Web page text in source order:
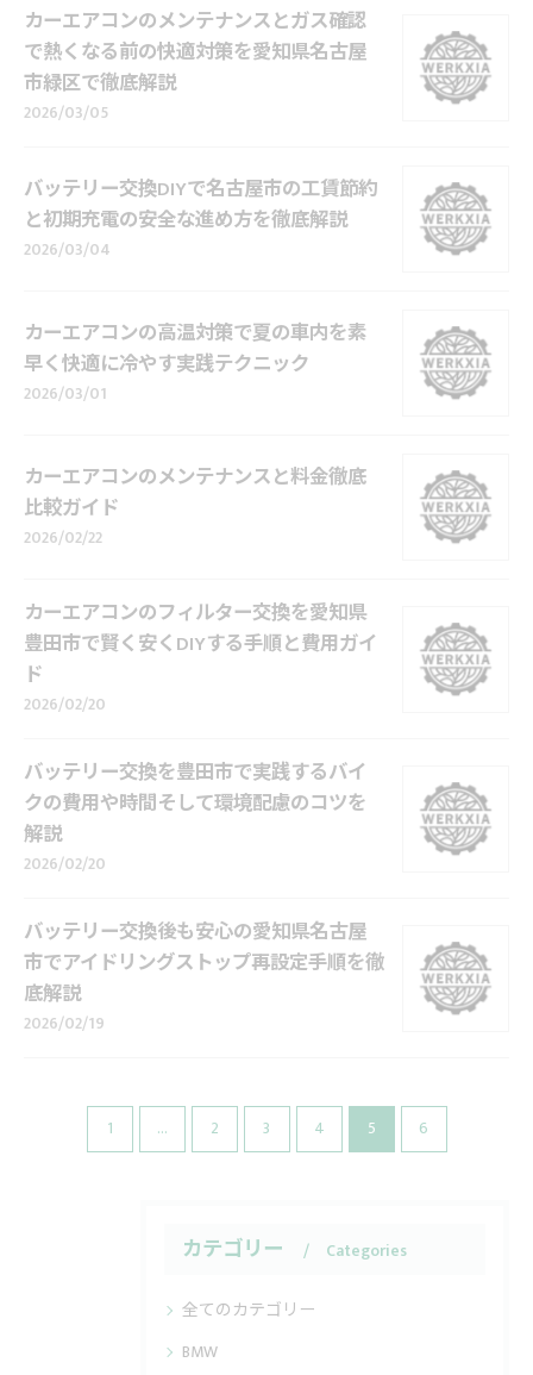
カーエアコンのメンテナンスとガス確認
で熱くなる前の快適対策を愛知県名古屋
市緑区で徹底解説
2026/03/05
バッテリー交換DIYで名古屋市の工賃節約
と初期充電の安全な進め方を徹底解説
2026/03/04
カーエアコンの高温対策で夏の車内を素
早く快適に冷やす実践テクニック
2026/03/01
カーエアコンのメンテナンスと料金徹底
比較ガイド
2026/02/22
カーエアコンのフィルター交換を愛知県
豊田市で賢く安くDIYする手順と費用ガイ
ド
2026/02/20
バッテリー交換を豊田市で実践するバイ
クの費用や時間そして環境配慮のコツを
解説
2026/02/20
バッテリー交換後も安心の愛知県名古屋
市でアイドリングストップ再設定手順を徹
底解説
2026/02/19
1 ... 2 3 4 5 6
カテゴリー Categories
全てのカテゴリー
BMW